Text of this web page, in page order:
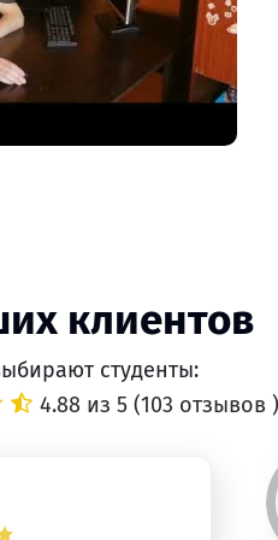
клиентов
студенты:
4.88 из 5 (103 отзывов )